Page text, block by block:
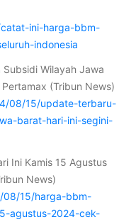
ini-harga-bbm-
indonesia
Wilayah Jawa
(Tribun News)
08/15/update-terbaru-
barat-hari-ini-segini-
Ini Kamis 15 Agustus
News)
08/15/harga-bbm-
agustus-2024-cek-